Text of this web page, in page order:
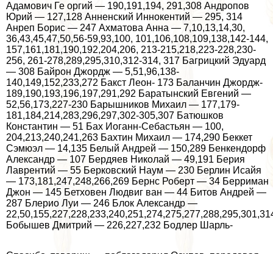
Адамович Ге opгий — 190,191,194, 291,308 Андропов
Юрий — 127,128 Анненский Иннокентий — 295, 314
Анреп Борис — 247 Ахматова Анна — 7,10,13,14,30,
36,43,45,47,50,56-59,93,100, 101,106,108,109,138,142-144,
157,161,181,190,192,204,206, 213-215,218,223-228,230-
256, 261-278,289,295,310,312-314, 317 Багрицкий Эдуард
— 308 Байрон Джордж — 5,51,96,138-
140,149,152,233,272 Бакст Леон- 173 Баланчин Джордж-
189,190,193,196,197,291,292 Баратынский Евгений —
52,56,173,227-230 Барышников Михаил — 177,179-
181,184,214,283,296,297,302-305,307 Батюшков
Константин — 51 Бах Иоганн-Себастьян — 100,
204,213,240,241,263 Бахтин Михаил — 174,290 Беккет
Сэмюэл — 14,135 Белый Андрей — 150,289 Бенкендорф
Александр — 107 Бердяев Николай — 49,191 Берия
Лаврентий — 55 Берковский Наум — 230 Берлин Исайя
— 173,181,247,248,266,269 Бернс Роберт — 34 Берриман
Джон — 145 Бетховен Людвиг ван — 44 Битов Андрей —
287 Блерио Луи — 246 Блок Александр —
Бобышев Дмитрий — 226,227,232 Бодлер Шарль-